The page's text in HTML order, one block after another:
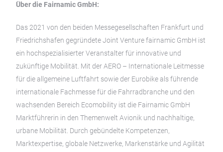
Über die Fairnamic GmbH:
Das 2021 von den beiden Messegesellschaften Frankfurt und
Friedrichshafen gegründete Joint Venture fairnamic GmbH ist
ein hochspezialisierter Veranstalter für innovative und
zukünftige Mobilität. Mit der AERO – Internationale Leitmesse
für die allgemeine Luftfahrt sowie der Eurobike als führende
internationale Fachmesse für die Fahrradbranche und den
wachsenden Bereich Ecomobility ist die Fairnamic GmbH
Marktführerin in den Themenwelt Avionik und nachhaltige,
urbane Mobilität. Durch gebündelte Kompetenzen,
Marktexpertise, globale Netzwerke, Markenstärke und Agilität